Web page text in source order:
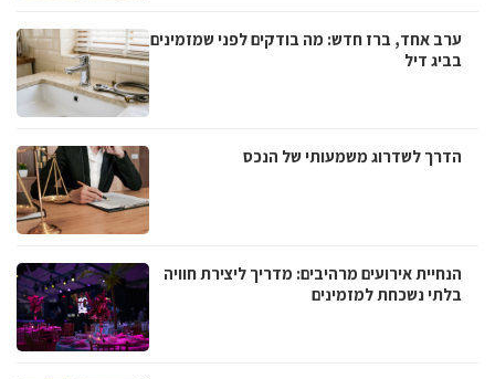
ערב אחד, ברז חדש: מה בודקים לפני שמזמינים
בביג דיל
הדרך לשדרוג משמעותי של הנכס
הנחיית אירועים מרהיבים: מדריך ליצירת חוויה
בלתי נשכחת למזמינים